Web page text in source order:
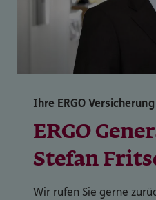
Ihre ERGO
ERGO
Stefan
Wir rufen Sie gerne